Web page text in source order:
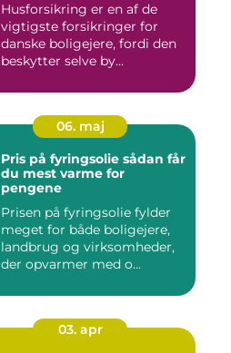
Husforsikring er en af de
vigtigste forsikringer for
danske boligejere, fordi den
beskytter selve by...
06. maj
Pris på fyringsolie sådan får
du mest varme for
pengene
Prisen på fyringsolie fylder
meget for både boligejere,
landbrug og virksomheder,
der opvarmer med o...
03. apr